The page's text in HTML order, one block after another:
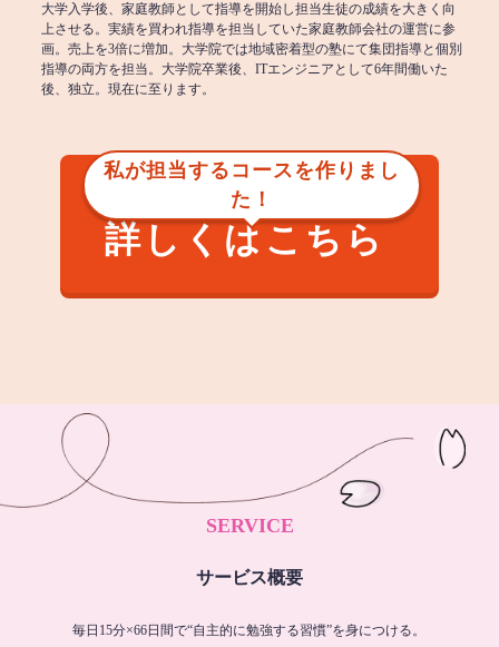
大学入学後、家庭教師として指導を開始し担当生徒の成績を大きく向
上させる。実績を買われ指導を担当していた家庭教師会社の運営に参
画。売上を3倍に増加。大学院では地域密着型の塾にて集団指導と個別
指導の両方を担当。大学院卒業後、ITエンジニアとして6年間働いた
後、独立。現在に至ります。
私が担当するコースを作りまし
た！
詳しくはこちら
SERVICE
サービス概要
毎日15分×66日間で“自主的に勉強する習慣”を身につける。